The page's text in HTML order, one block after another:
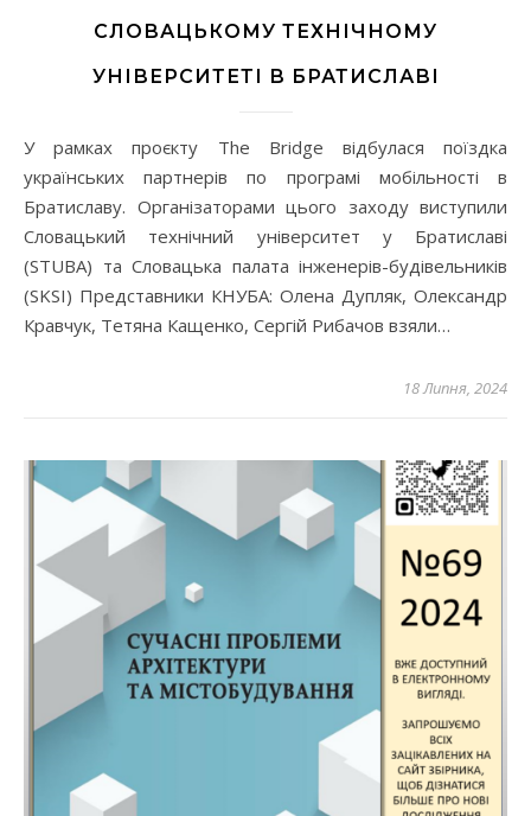
СЛОВАЦЬКОМУ ТЕХНІЧНОМУ
УНІВЕРСИТЕТІ В БРАТИСЛАВІ
У рамках проєкту The Bridge відбулася поїздка
українських партнерів по програмі мобільності в
Братиславу. Організаторами цього заходу виступили
Словацький технічний університет у Братиславі
(STUBA) та Словацька палата інженерів-будівельників
(SKSI) Представники КНУБА: Олена Дупляк, Олександр
Кравчук, Тетяна Кащенко, Сергій Рибачов взяли…
18 Липня, 2024